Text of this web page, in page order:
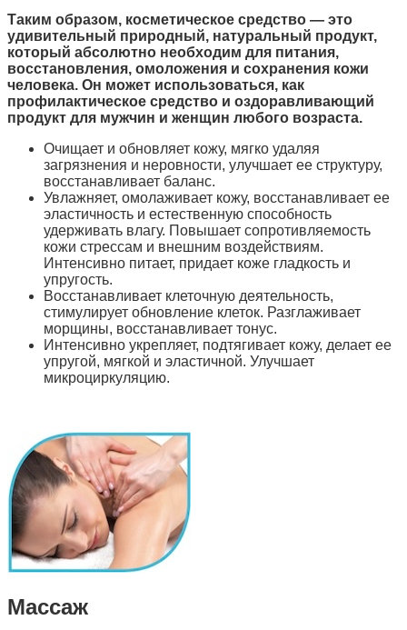
Таким образом, косметическое средство — это
удивительный природный, натуральный продукт,
который абсолютно необходим для питания,
восстановления, омоложения и сохранения кожи
человека. Он может использоваться, как
профилактическое средство и оздоравливающий
продукт для мужчин и женщин любого возраста.
Очищает и обновляет кожу, мягко удаляя
загрязнения и неровности, улучшает ее структуру,
восстанавливает баланс.
Увлажняет, омолаживает кожу, восстанавливает ее
эластичность и естественную способность
удерживать влагу. Повышает сопротивляемость
кожи стрессам и внешним воздействиям.
Интенсивно питает, придает коже гладкость и
упругость.
Восстанавливает клеточную деятельность,
стимулирует обновление клеток. Разглаживает
морщины, восстанавливает тонус.
Интенсивно укрепляет, подтягивает кожу, делает ее
упругой, мягкой и эластичной. Улучшает
микроциркуляцию.
Массаж